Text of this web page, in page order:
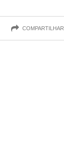
COMPARTILHAR